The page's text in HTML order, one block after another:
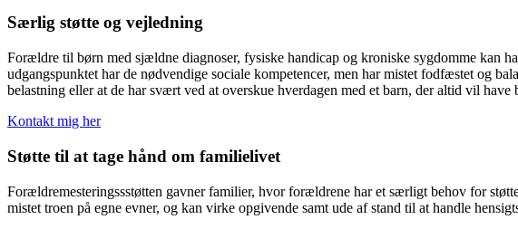
Særlig støtte og vejledning
Forældre til børn med sjældne diagnoser, fysiske handicap og kroniske sygdomme kan
udgangspunktet har de nødvendige sociale kompetencer, men har mistet fodfæstet og
belastning eller at de har svært ved at overskue hverdagen med et barn, der altid vil
Kontakt mig her
Støtte til at tage hånd om familielivet
Forældremesteringssstøtten gavner familier, hvor forældrene har et særligt behov for
mistet troen på egne evner, og kan virke opgivende samt ude af stand til at handle